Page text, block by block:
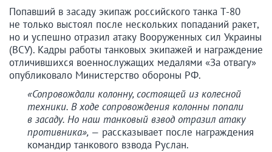
Попавший в засаду экипаж российского танка Т-80
не только выстоял после нескольких попаданий ракет,
но и успешно отразил атаку Вооруженных сил Украины
(ВСУ). Кадры работы танковых экипажей и награждение
отличившихся военнослужащих медалями «За отвагу»
опубликовало Министерство обороны РФ.
«Сопровождали колонну, состоящей из колесной
техники. В ходе сопровождения колонны попали
в засаду. Но наш танковый взвод отразил атаку
противника», — рассказывает после награждения
командир танкового взвода Руслан.